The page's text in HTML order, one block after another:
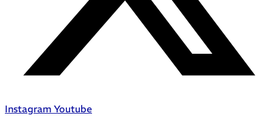
Instagram Youtube